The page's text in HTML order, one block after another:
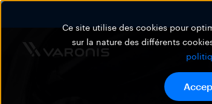
Ce site utilise des cookies pour
sur la nature des différents